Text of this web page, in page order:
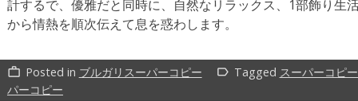
計するで、優雅だと同時に、自然なリラックス、1部飾り生
から情熱を順次伝えて息を惑わします。
work_outline Posted in ブルガリスーパーコピー label_outline Tagged スーパーコピ
パーコピー